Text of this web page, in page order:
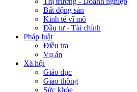
Bất động sản
Kinh tế vĩ mô
Đầu tư - Tài chính
Pháp luật
Điều tra
Vụ án
Xã hội
Giáo dục
Giao thông
Sức khỏe